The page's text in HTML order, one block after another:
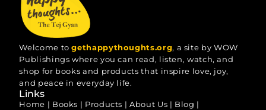
Welcome togethappythoughts.org, a site by WOW
Publishings where you can read, listen, watch, and
shop for books and products that inspire love, joy,
and peace in everyday life.
Links
Home | Books | Products |About Us | Blog |